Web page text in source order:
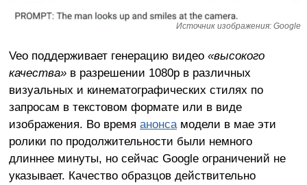
Источник изображения: Google
Veo поддерживает генерацию видео «высокого
качества»в разрешении 1080p в различных
визуальных и кинематографических стилях по
запросам в текстовом формате или в виде
изображения. Во время анонсамодели в мае эти
ролики по продолжительности были немного
длиннее минуты, но сейчас Google ограничений не
указывает. Качество образцов действительно